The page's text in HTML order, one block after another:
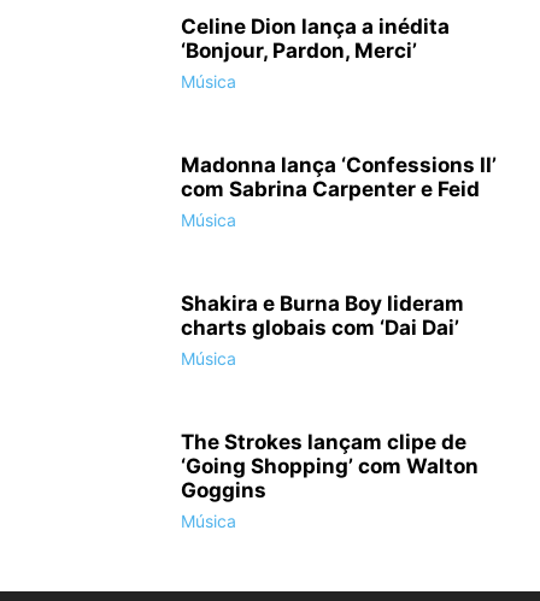
Celine Dion lança a inédita
‘Bonjour, Pardon, Merci’
Música
Madonna lança ‘Confessions II’
com Sabrina Carpenter e Feid
Música
Shakira e Burna Boy lideram
charts globais com ‘Dai Dai’
Música
The Strokes lançam clipe de
‘Going Shopping’ com Walton
Goggins
Música